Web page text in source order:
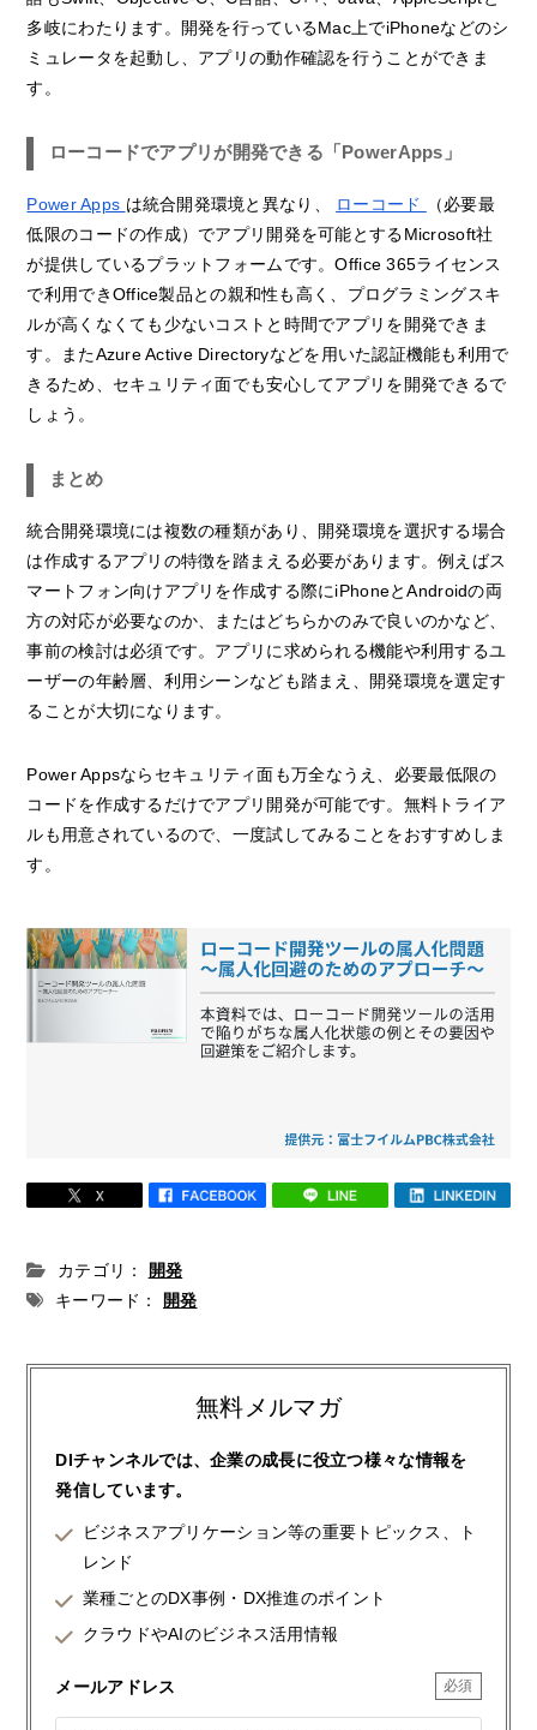
多岐にわたります。開発を行っているMac上でiPhoneなどのシ
ミュレータを起動し、アプリの動作確認を行うことができま
す。
ローコードでアプリが開発できる「PowerApps」
Power Apps は統合開発環境と異なり、 ローコード
（必要最
低限のコードの作成）でアプリ開発を可能とするMicrosoft社
が提供しているプラットフォームです。Office 365ライセンス
で利用できOffice製品との親和性も高く、プログラミングスキ
ルが高くなくても少ないコストと時間でアプリを開発できま
す。またAzure Active Directoryなどを用いた認証機能も利用で
きるため、セキュリティ面でも安心してアプリを開発できるで
しょう。
まとめ
統合開発環境には複数の種類があり、開発環境を選択する場合
は作成するアプリの特徴を踏まえる必要があります。例えばス
マートフォン向けアプリを作成する際にiPhoneとAndroidの両
方の対応が必要なのか、またはどちらかのみで良いのかなど、
事前の検討は必須です。アプリに求められる機能や利用するユ
ーザーの年齢層、利用シーンなども踏まえ、開発環境を選定す
ることが大切になります。
Power Appsならセキュリティ面も万全なうえ、必要最低限の
コードを作成するだけでアプリ開発が可能です。無料トライア
ルも用意されているので、一度試してみることをおすすめしま
す。
カテゴリ：
開発
キーワード：
開発
無料メルマガ
DIチャンネルでは、企業の成長に役立つ様々な情報を
発信しています。
ビジネスアプリケーション等の重要トピックス、ト
レンド
業種ごとのDX事例・DX推進のポイント
クラウドやAIのビジネス活用情報
メールアドレス